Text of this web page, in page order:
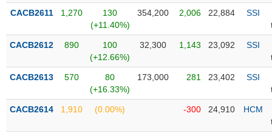
Tổng
Giao
Tài
Phân
kỹ
CACB2611 1,270
130
(+11.40%)
354,200 2,006 22,884
SSI
CACB2612 890
100
(+12.66%)
32,300 1,143 23,092
SSI
CACB2613 570
80
(+16.33%)
173,000 281 23,402
SSI
CACB2614 1,910 (0.00%) -300 24,910
HCM
VS-
LƯỢNG